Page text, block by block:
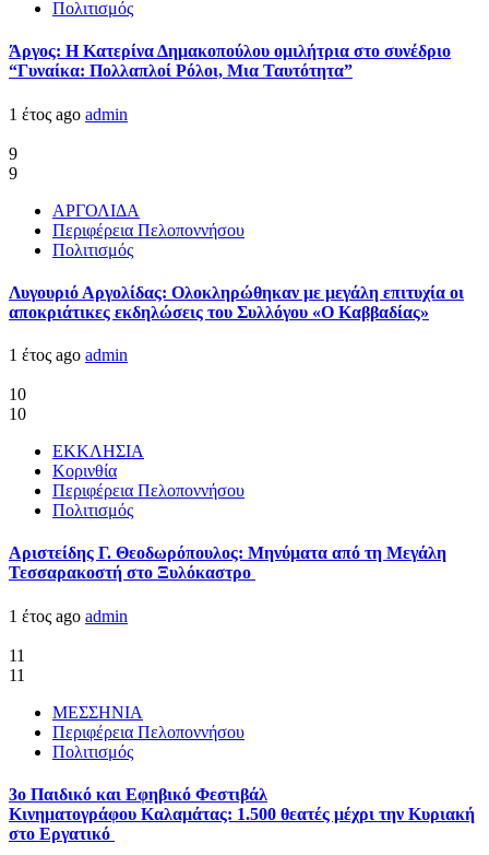
Πολιτισμός
Άργος: Η Κατερίνα Δημακοπούλου ομιλήτρια στο συνέδριο
“Γυναίκα: Πολλαπλοί Ρόλοι, Μια Ταυτότητα”
1 έτος ago admin
9
9
ΑΡΓΟΛΙΔΑ
Περιφέρεια Πελοποννήσου
Πολιτισμός
Λυγουριό Αργολίδας: Ολοκληρώθηκαν με μεγάλη επιτυχία οι
αποκριάτικες εκδηλώσεις του Συλλόγου «Ο Καββαδίας»
1 έτος ago admin
10
10
ΕΚΚΛΗΣΙΑ
Κορινθία
Περιφέρεια Πελοποννήσου
Πολιτισμός
Αριστείδης Γ. Θεοδωρόπουλος: Μηνύματα από τη Μεγάλη
Τεσσαρακοστή στο Ξυλόκαστρο
1 έτος ago admin
11
11
ΜΕΣΣΗΝΙΑ
Περιφέρεια Πελοποννήσου
Πολιτισμός
3ο Παιδικό και Εφηβικό Φεστιβάλ
Κινηματογράφου Καλαμάτας: 1.500 θεατές μέχρι την Κυριακή
στο Εργατικό